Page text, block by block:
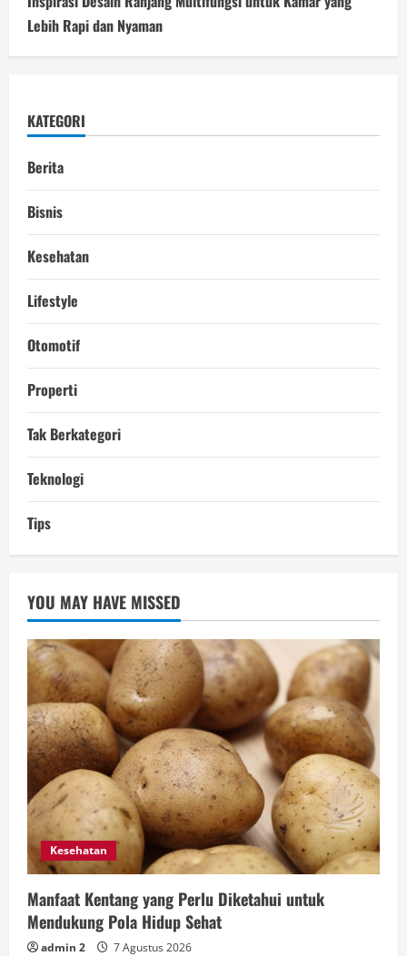
Lebih Rapi dan Nyaman
KATEGORI
Berita
Bisnis
Kesehatan
Lifestyle
Otomotif
Properti
Tak Berkategori
Teknologi
Tips
YOU MAY HAVE MISSED
Kesehatan
Manfaat Kentang yang Perlu Diketahui untuk
Mendukung Pola Hidup Sehat
admin 2 7 Agustus 2026